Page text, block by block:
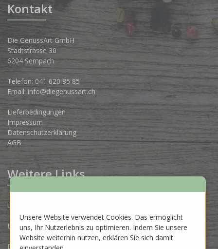
Kontakt
Die GenussArt GmbH
Stadtstrasse 30
6204 Sempach
Telefon: 041 620 85 85
Email: info@diegenussart.ch
Lieferbedingungen
Impressum
Datenschutzerklärung
AGB
Weitere Links
Unsere Produzenten
Lose Ware Konzept
Dein Eigenlabel
Unsere Website verwendet Cookies. Das ermöglicht
uns, Ihr Nutzerlebnis zu optimieren. Indem Sie unsere
Website weiterhin nutzen, erklären Sie sich damit